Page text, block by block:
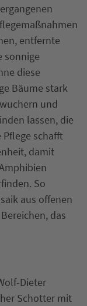
entfernte
sonnige
diese
Bäume stark
und
lassen, die
schafft
damit
So
aus offenen
das
Dieter
Schotter mit